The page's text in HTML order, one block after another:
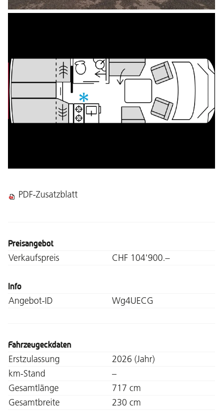
PDF-Zusatzblatt
Preisangebot
Verkaufspreis CHF 104'900.–
Info
Angebot-ID Wg4UECG
Fahrzeugeckdaten
Erstzulassung
2026 (Jahr)
km-Stand
–
Gesamtlänge
717 cm
Gesamtbreite
230 cm